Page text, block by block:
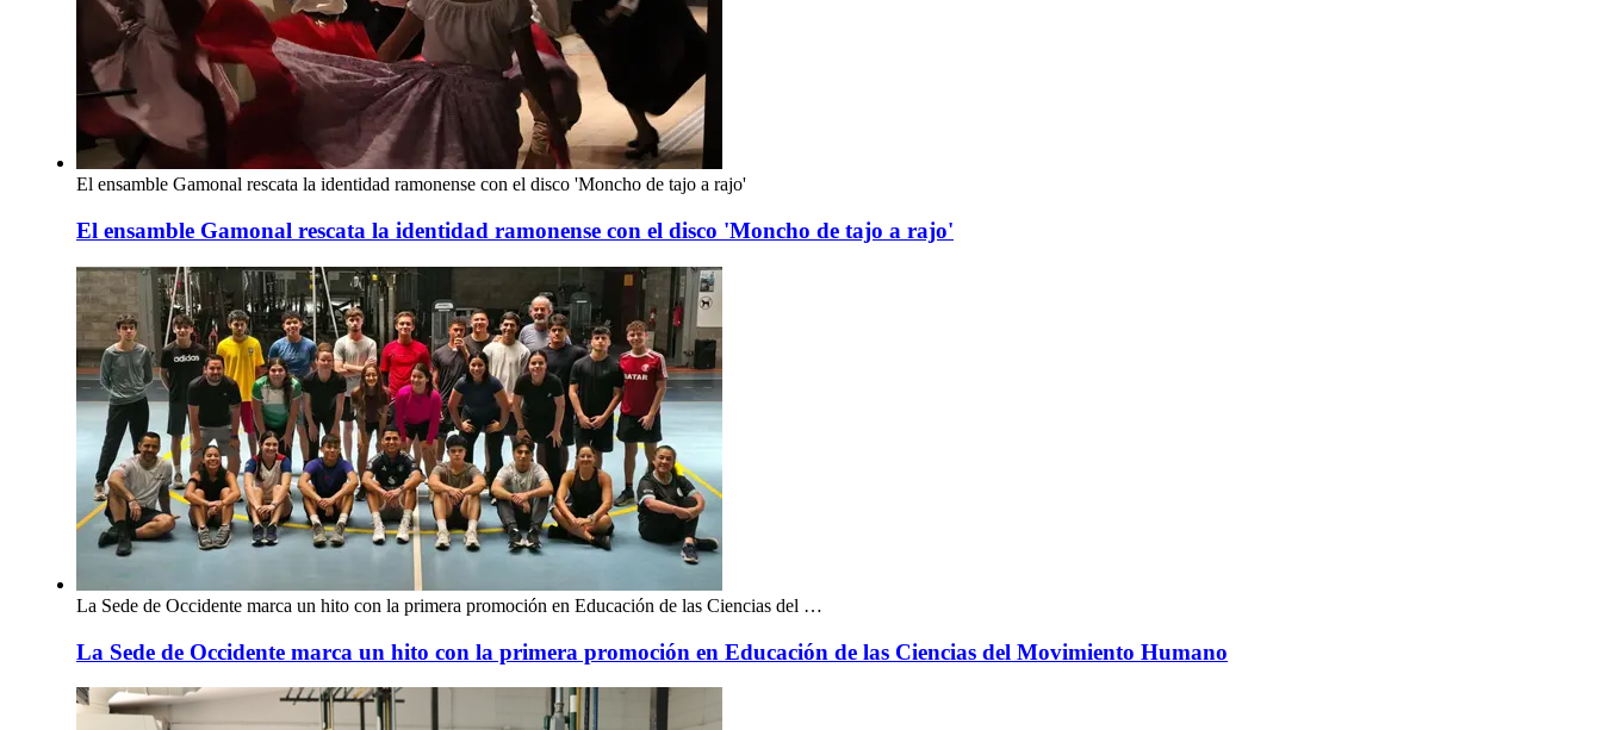
El ensamble Gamonal rescata la identidad ramonense con el disco 'Moncho de tajo a rajo'
El ensamble Gamonal rescata la identidad ramonense con el disco 'Moncho de tajo a rajo'
La Sede de Occidente marca un hito con la primera promoción en Educación de las Ciencias del …
La Sede de Occidente marca un hito con la primera promoción en Educación de las Ciencias del Movimiento Humano